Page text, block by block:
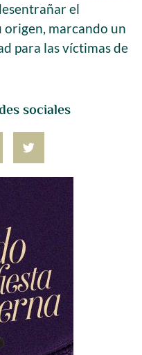
sociales
el
origen, marcando un
para las víctimas de